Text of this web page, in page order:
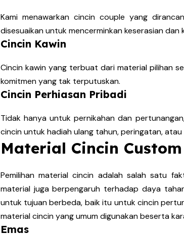
Kami menawarkan cincin couple yang
disesuaikan untuk mencerminkan keserasian dan
Cincin Kawin
Cincin kawin yang terbuat dari material pilihan
komitmen yang tak terputuskan.
Cincin Perhiasan Pribadi
Tidak hanya untuk pernikahan dan
cincin untuk hadiah ulang tahun, peringatan,
Material Cincin
Pemilihan material cincin adalah salah satu
material juga berpengaruh terhadap daya
untuk tujuan berbeda, baik itu untuk cincin
material cincin yang umum digunakan beserta
Emas